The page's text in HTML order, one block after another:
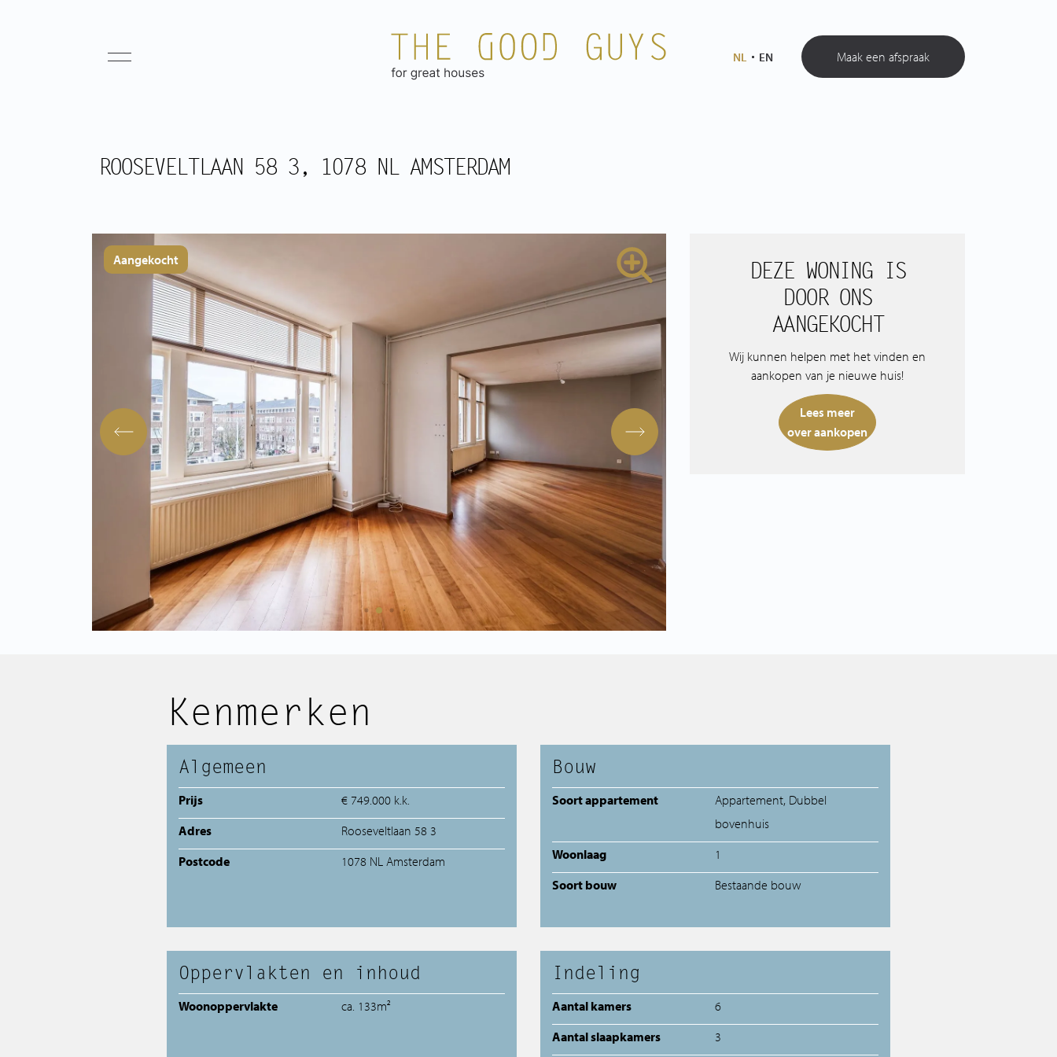
NL EN Maak een afspraak
ROOSEVELTLAAN 58 3, 1078 NL AMSTERDAM
Aangekocht
DEZE WONING IS
DOOR ONS
AANGEKOCHT
Wij kunnen helpen met het vinden en
aankopen van je nieuwe huis!
Lees meer
over aankopen
Kenmerken
Algemeen
Prijs
€ 749.000 k.k.
Adres
Rooseveltlaan 58 3
Postcode
1078 NL Amsterdam
Bouw
Soort appartement
Appartement, Dubbel
bovenhuis
Woonlaag
1
Soort bouw
Bestaande bouw
Oppervlakten en inhoud
Woonoppervlakte ca. 133m²
Indeling
Aantal kamers
6
Aantal slaapkamers
3